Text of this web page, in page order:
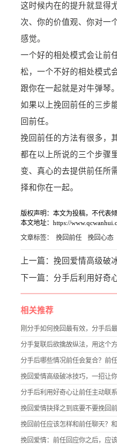
这时候内在的提升就显得
次、你的价值观、你对一
感觉。
一个好的相处模式会让前
松，一个不好的相处模式
跟你在一起就是对牛弹琴。
如果以上挽回前任的三步
回前任。
挽回前任的方法有很多，
都在以上所说的三个步骤
变、真心的去提供前任所
择和你在一起。
版权声明：本文为投稿，不代表
本文地址：https://
文章标签： 挽回前任 挽回心态
上一篇： 挽回爱情高级破
下一篇： 分手后利用好奇
相关推荐
刚分手如何挽回最有效，分手后
分手复联后欲擒故纵法，用这个
分手后哪些情况前任会复合？前
挽回爱情高级破冰技巧，一招让
分手后利用好奇心让前任主动联
挽回爱情抉择之到底要不要挽回
挽回前任应该怎样和前任聊天？
挽回爱情：前任回应你之后，应